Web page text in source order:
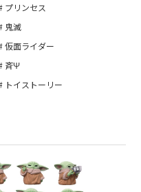
プリンセス
鬼滅
仮面ライダー
斉Ψ
トイストーリー